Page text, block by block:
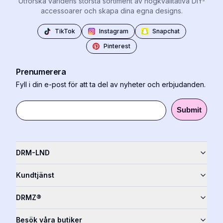
accessoarer och skapa dina egna designs.
TikTok Instagram
Snapchat
Pinterest
DRM-LND
Kundtjänst
DRMZ®
Besök våra butiker
Prenumerera
Fyll i din e-post för att ta del av nyheter och erbjudanden.
Submit